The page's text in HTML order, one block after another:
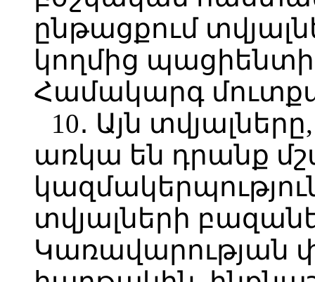
ընթացքում
կողմից
Համակարգ
10․ Այն
առկա են դրանք
տվյալների
Կառավարության